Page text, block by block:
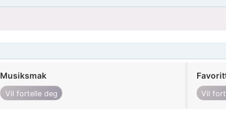
Musiksmak
Vil fortelle deg Vil